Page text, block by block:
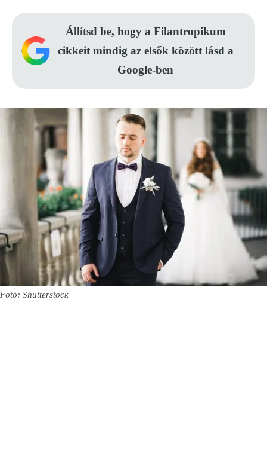
Állítsd be, hogy a Filantropikum
cikkeit mindig az elsők között lásd a
Google-ben
Fotó: Shutterstock